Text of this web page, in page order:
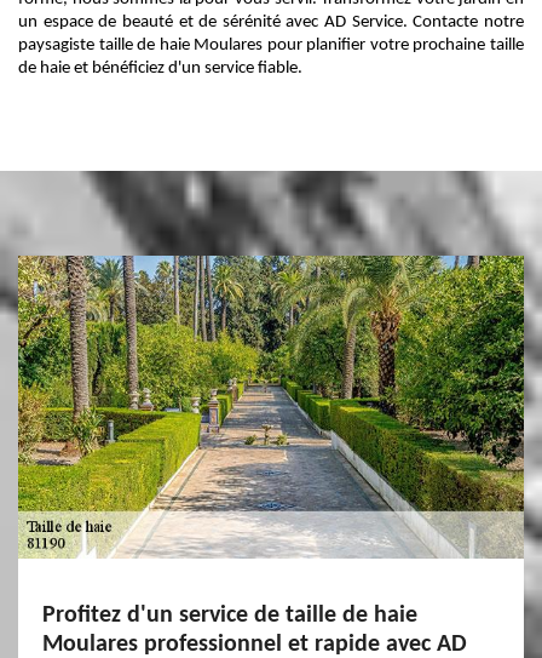
un espace de beauté et de sérénité avec AD Service. Contacte notre
paysagiste taille de haie Moulares pour planifier votre prochaine taille
de haie et bénéficiez d'un service fiable.
Profitez d'un service de taille de haie
Moulares professionnel et rapide avec AD